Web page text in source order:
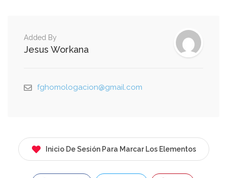
Added By
Jesus Workana
fghomologacion@gmail.com
Inicio De Sesión Para Marcar Los Elementos